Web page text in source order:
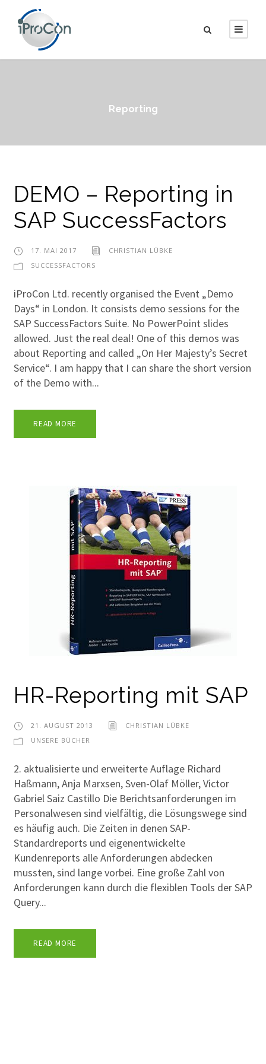
Reporting
DEMO – Reporting in
SAP SuccessFactors
17. MAI 2017
CHRISTIAN LÜBKE
SUCCESSFACTORS
iProCon Ltd. recently organised the Event „Demo
Days“ in London. It consists demo sessions for the
SAP SuccessFactors Suite. No PowerPoint slides
allowed. Just the real deal! One of this demos was
about Reporting and called „On Her Majesty’s Secret
Service“. I am happy that I can share the short version
of the Demo with...
READ MORE
HR-Reporting mit SAP
21. AUGUST 2013
CHRISTIAN LÜBKE
UNSERE BÜCHER
2. aktualisierte und erweiterte Auflage Richard
Haßmann, Anja Marxsen, Sven-Olaf Möller, Victor
Gabriel Saiz Castillo Die Berichtsanforderungen im
Personalwesen sind vielfältig, die Lösungswege sind
es häufig auch. Die Zeiten in denen SAP-
Standardreports und eigenentwickelte
Kundenreports alle Anforderungen abdecken
mussten, sind lange vorbei. Eine große Zahl von
Anforderungen kann durch die flexiblen Tools der SAP
Query...
READ MORE